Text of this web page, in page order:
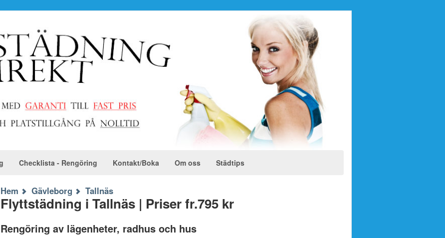
Checklista - Rengöring Kontakt/Boka Om oss Städtips
Hem Gävleborg Tallnäs
Flyttstädning i Tallnäs | Priser fr.795 kr
Rengöring av lägenheter, radhus och hus